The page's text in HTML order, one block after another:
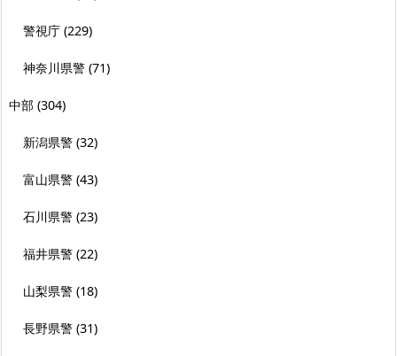
警視庁 (229)
神奈川県警 (71)
中部 (304)
新潟県警 (32)
富山県警 (43)
石川県警 (23)
福井県警 (22)
山梨県警 (18)
長野県警 (31)